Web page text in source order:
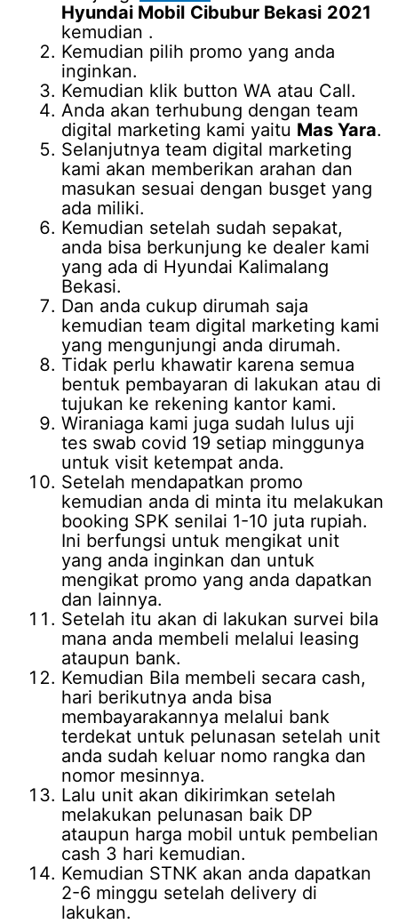
Hyundai Mobil Cibubur Bekasi 2021
kemudian .
Kemudian pilih promo yang anda
inginkan.
Kemudian klik button WA atau Call.
Anda akan terhubung dengan team
digital marketing kami yaitu Mas Yara.
Selanjutnya team digital marketing
kami akan memberikan arahan dan
masukan sesuai dengan busget yang
ada miliki.
Kemudian setelah sudah sepakat,
anda bisa berkunjung ke dealer kami
yang ada di Hyundai Kalimalang
Bekasi.
Dan anda cukup dirumah saja
kemudian team digital marketing kami
yang mengunjungi anda dirumah.
Tidak perlu khawatir karena semua
bentuk pembayaran di lakukan atau di
tujukan ke rekening kantor kami.
Wiraniaga kami juga sudah lulus uji
tes swab covid 19 setiap minggunya
untuk visit ketempat anda.
Setelah mendapatkan promo
kemudian anda di minta itu melakukan
booking SPK senilai 1-10 juta rupiah.
Ini berfungsi untuk mengikat unit
yang anda inginkan dan untuk
mengikat promo yang anda dapatkan
dan lainnya.
Setelah itu akan di lakukan survei bila
mana anda membeli melalui leasing
ataupun bank.
Kemudian Bila membeli secara cash,
hari berikutnya anda bisa
membayarakannya melalui bank
terdekat untuk pelunasan setelah unit
anda sudah keluar nomo rangka dan
nomor mesinnya.
Lalu unit akan dikirimkan setelah
melakukan pelunasan baik DP
ataupun harga mobil untuk pembelian
cash 3 hari kemudian.
Kemudian STNK akan anda dapatkan
2-6 minggu setelah delivery di
lakukan.